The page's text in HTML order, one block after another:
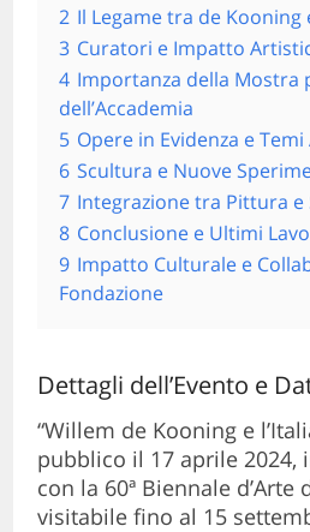
2 Il Legame tra de Kooning
3 Curatori e Impatto
4 Importanza della Mostra
dell’Accademia
5 Opere in Evidenza e
6 Scultura e Nuove
7 Integrazione tra Pittura e
8 Conclusione e Ultimi
9 Impatto Culturale e
Fondazione
Dettagli dell’Evento e
“Willem de Kooning e
pubblico il 17 aprile 2024,
con la 60ª Biennale d’Arte
visitabile fino al 15